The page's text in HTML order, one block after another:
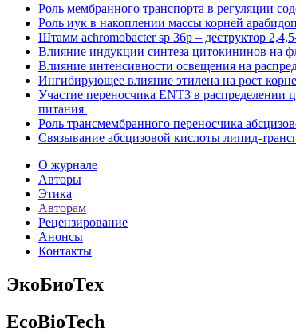
Роль мембранного транспорта в регуляции
Роль иук в накоплении массы корней
Штамм achromobacter sp 36p ‒ деструктор
Влияние индукции синтеза цитокининов на
Влияние интенсивности освещения на
Ингибирующее влияние этилена на рост
Участие переносчика ENT3 в
питания
Роль трансмембранного переносчика
Связывание абсцизовой кислоты липид-
О журнале
Авторы
Этика
Авторам
Рецензирование
Анонсы
Контакты
ЭкоБиоТех
EcoBioTech